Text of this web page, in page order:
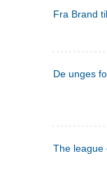
Fra Brand
De unges
The league